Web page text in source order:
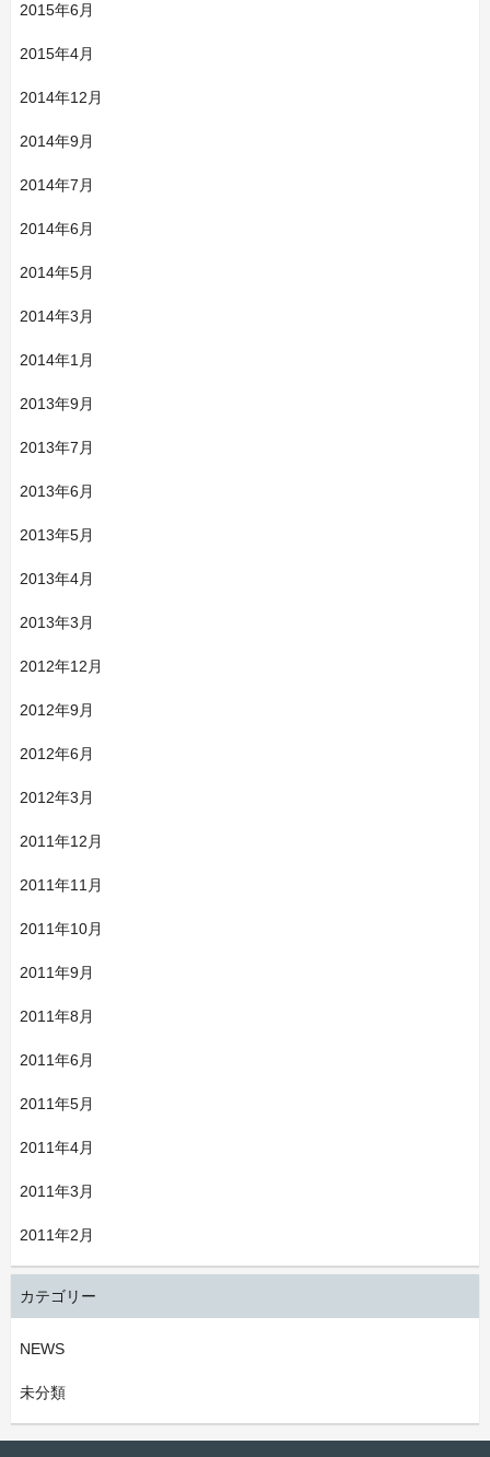
2015年6月
2015年4月
2014年12月
2014年9月
2014年7月
2014年6月
2014年5月
2014年3月
2014年1月
2013年9月
2013年7月
2013年6月
2013年5月
2013年4月
2013年3月
2012年12月
2012年9月
2012年6月
2012年3月
2011年12月
2011年11月
2011年10月
2011年9月
2011年8月
2011年6月
2011年5月
2011年4月
2011年3月
2011年2月
カテゴリー
NEWS
未分類